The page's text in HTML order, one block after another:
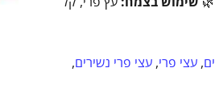
, עצי פרי, עצי פרי נשירים,